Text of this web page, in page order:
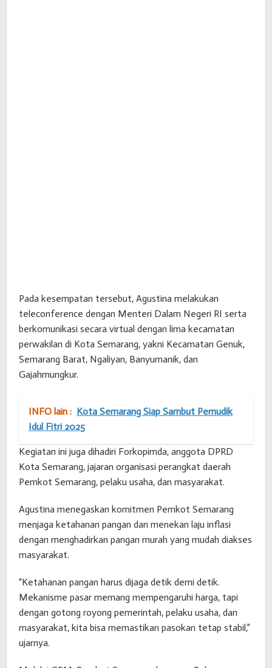
Pada kesempatan tersebut, Agustina melakukan
teleconference dengan Menteri Dalam Negeri RI serta
berkomunikasi secara virtual dengan lima kecamatan
perwakilan di Kota Semarang, yakni Kecamatan Genuk,
Semarang Barat, Ngaliyan, Banyumanik, dan
Gajahmungkur.
INFO lain : Kota Semarang Siap Sambut Pemudik
Idul Fitri 2025
Kegiatan ini juga dihadiri Forkopimda, anggota DPRD
Kota Semarang, jajaran organisasi perangkat daerah
Pemkot Semarang, pelaku usaha, dan masyarakat.
Agustina menegaskan komitmen Pemkot Semarang
menjaga ketahanan pangan dan menekan laju inflasi
dengan menghadirkan pangan murah yang mudah diakses
masyarakat.
“Ketahanan pangan harus dijaga detik demi detik.
Mekanisme pasar memang mempengaruhi harga, tapi
dengan gotong royong pemerintah, pelaku usaha, dan
masyarakat, kita bisa memastikan pasokan tetap stabil,”
ujarnya.